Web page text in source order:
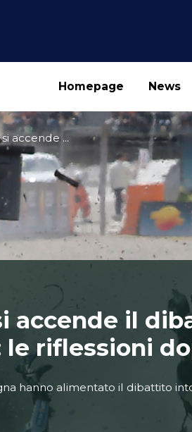
Homepage News
accende ...
accende il
le riflessioni
hanno alimentato il dibattito